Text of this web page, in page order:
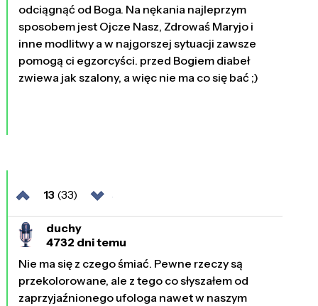
odciągnąć od Boga. Na nękania najleprzym
sposobem jest Ojcze Nasz, Zdrowaś Maryjo i
inne modlitwy a w najgorszej sytuacji zawsze
pomogą ci egzorcyści. przed Bogiem diabeł
zwiewa jak szalony, a więc nie ma co się bać ;)
13 (33)
duchy
4732 dni temu
Nie ma się z czego śmiać. Pewne rzeczy są
przekolorowane, ale z tego co słyszałem od
zaprzyjaźnionego ufologa nawet w naszym